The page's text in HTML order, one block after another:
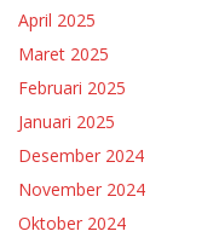
April 2025
Maret 2025
Februari 2025
Januari 2025
Desember 2024
November 2024
Oktober 2024